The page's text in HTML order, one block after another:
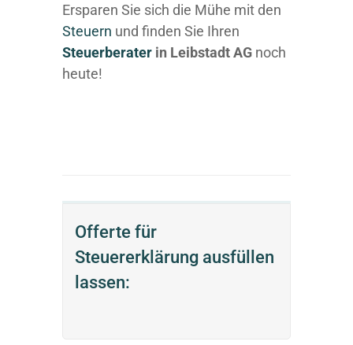
Offerte für
Steuererklärung ausfüllen
lassen:
Ersparen Sie sich die Mühe mit den
Steuern und finden Sie Ihren
Steuerberater in Leibstadt AG noch
heute!